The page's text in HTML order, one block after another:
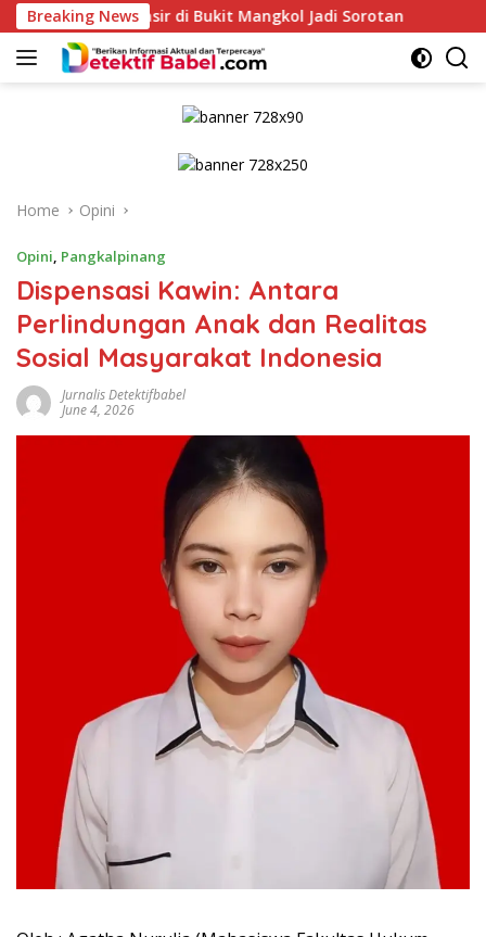
Skip
to
content
Breaking News
di Bukit Mangkol Jadi Sorotan Anak Petani Asal
Home Opini
Opini Pangkalpinang
Dispensasi Kawin: Antara
Perlindungan Anak dan Realitas
Sosial Masyarakat Indonesia
Jurnalis Detektifbabel
June 4, 2026